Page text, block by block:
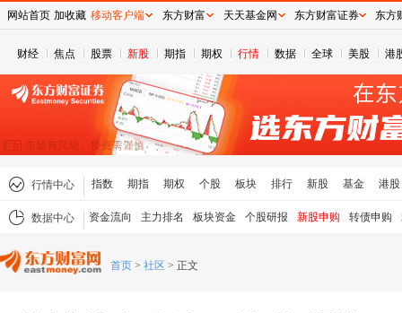
财经 焦点 股票 新股 期指 期权 行情 数据 全球 美股 港
行情中心 指数 期指 期权 个股 板块 排行 新股 基金 港股
数据中心 资金流向 主力排名 板块资金 个股研报 新股申购 转债申购
首页 > 社区 > 正文
网站首页 加收藏 移动客户端 东方财富 天天基金网 东方财富证券 东方